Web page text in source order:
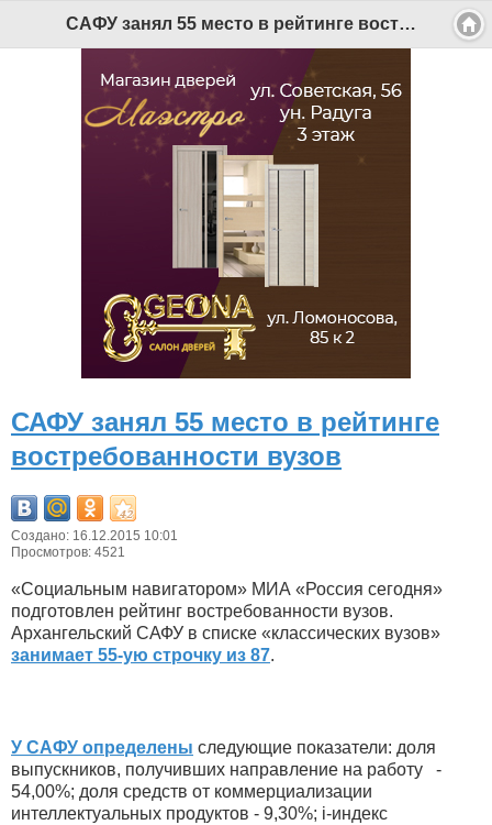
САФУ занял 55 место в рейтинге востребованности вузов - Беломорканал Северодвинск tv29.ru
САФУ занял 55 место в рейтинге
востребованности вузов
Создано: 16.12.2015 10:01
Просмотров: 4521
«Социальным навигатором» МИА «Россия сегодня»
подготовлен рейтинг востребованности вузов.
Архангельский САФУ в списке «классических вузов»
занимает 55-ую строчку из 87.
У САФУ определены следующие показатели: доля
выпускников, получивших направление на работу -
54,00%; доля средств от коммерциализации
интеллектуальных продуктов - 9,30%; i-индекс
Версия для мобильных
Версия для ПК
© 2026 Беломорканал Северодвинск tv29.ru
is Free Software released under the GNU General Public
License.
Mobile version by
Mobile Joomla!
Desktop Version
СИ "Информационное агентство "Беломорканал" регистрационный номер ЭЛ № ФС77-77001 от 08.11.2019,
выдан Федеральной службой по надзору в сфере связи, информационных технологий и массовых
коммуникаций (Роскомнадзор). Учредитель: ООО "ТВ29". Главный редактор: Рудалев А.Г.
Беломорканал - новостной сайт Архангельской области: новости Северодвинска, новости поморья,
Все права на материалы, опубликованные на сайте, защищены в соответствии с российским и
международным законодательством об авторском праве и смежных правах.
При любом использовании текстовых, аудио-, фото- и видеоматериалов ссылка на www.tv29.ru обязательна.
При цитировании информации гиперссылка на www.tv29.ru обязательна. Использование материалов ИА
«Беломорканал» в коммерческих целях без письменного разрешения агентства не допускается. 18+